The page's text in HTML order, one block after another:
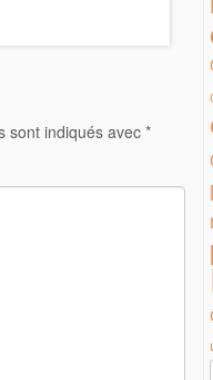
sont indiqués avec*